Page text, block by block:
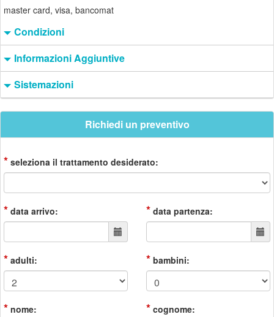
master card, visa, bancomat
Condizioni
Informazioni Aggiuntive
Sistemazioni
Richiedi un preventivo
* seleziona il trattamento desiderato:
* data arrivo: * data partenza:
* adulti: * bambini:
* nome: * cognome: